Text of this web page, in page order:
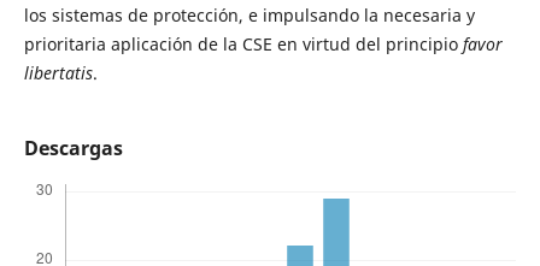
los sistemas de protección, e impulsando la necesaria y
prioritaria aplicación de la CSE en virtud del principio favor
libertatis.
Descargas